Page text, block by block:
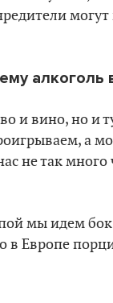
алкоголь
и вино, но и
а
не так много
мы идем
в Европе